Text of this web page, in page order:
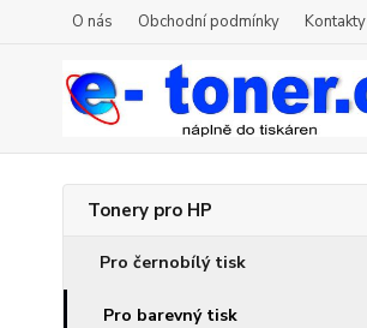
O nás Obchodní podmínky Kontakty
Tonery pro HP
Pro černobílý tisk
Pro barevný tisk